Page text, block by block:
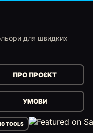
для швидких
ПРО ПРОЄКТ
УМОВИ
TOOLS